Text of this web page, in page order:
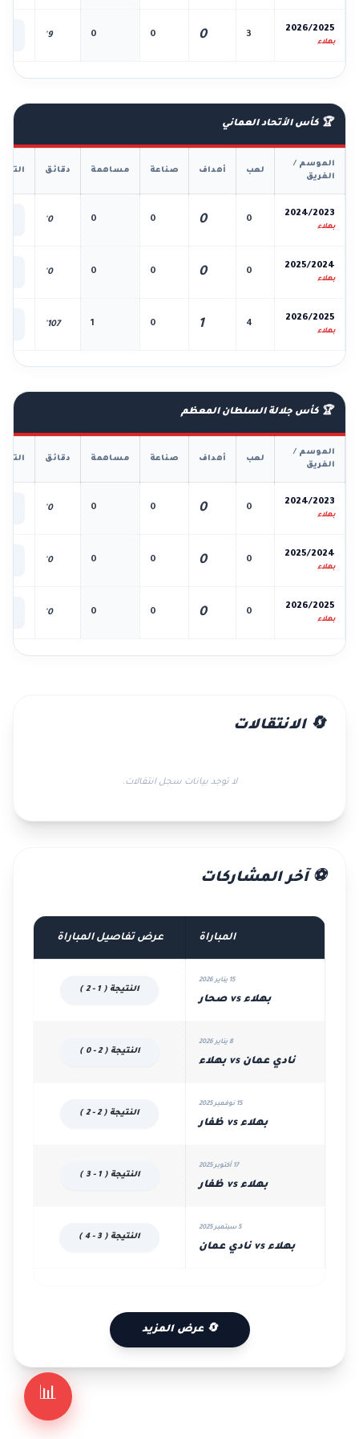
📊
2026/2025
بهلاء
3
0
0
0
9'
🏆 كأس الأتحاد العماني
الموسم /
الفريق
لعب أهداف صناعة مساهمة دقائق
2024/2023
بهلاء
0
0
0
0
0'
2025/2024
بهلاء
0
0
0
0
0'
2026/2025
بهلاء
4
1
0
1
107'
🏆 كأس جلالة السلطان المعظم
الموسم /
الفريق
لعب أهداف صناعة مساهمة دقائق
2024/2023
بهلاء
0
0
0
0
0'
2025/2024
بهلاء
0
0
0
0
0'
2026/2025
بهلاء
0
0
0
0
0'
🔄 الانتقالات
لا توجد بيانات سجل انتقالات.
⚽ آخر المشاركات
المباراة عرض تفاصيل المباراة
15 يناير 2026
بهلاء vs صحار
النتيجة ( 1 - 2 )
8 يناير 2026
نادي عمان vs بهلاء
النتيجة ( 2 - 0 )
15 نوفمبر 2025
بهلاء vs ظفار
النتيجة ( 2 - 2 )
17 أكتوبر 2025
بهلاء vs ظفار
النتيجة ( 1 - 3 )
5 سبتمبر 2025
بهلاء vs نادي عمان
النتيجة ( 3 - 4 )
🔄 عرض المزيد